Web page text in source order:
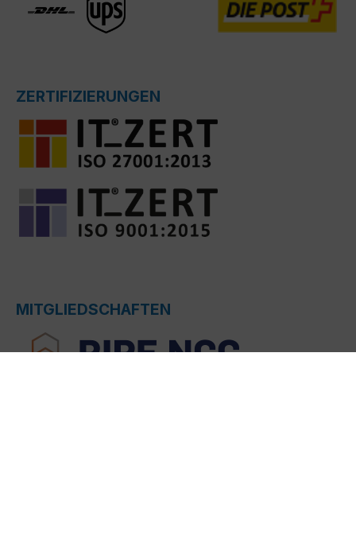
ZERTIFIZIERUNGEN
MITGLIEDSCHAFTEN